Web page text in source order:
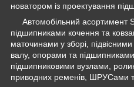
новатором із проектування
Автомобільний асортимент
підшипниками кочення та
маточинами у зборі,
валу, опорами та підшипниками
підшипниковими вузлами,
приводних ременів, ШРУСами